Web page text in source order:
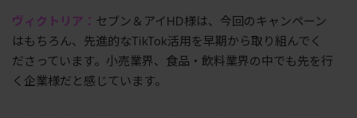
ヴィクトリア： セブン＆アイHD様は、今回のキャンペーン
はもちろん、先進的なTikTok活用を早期から取り組んでく
ださっています。小売業界、食品・飲料業界の中でも先を行
く企業様だと感じています。